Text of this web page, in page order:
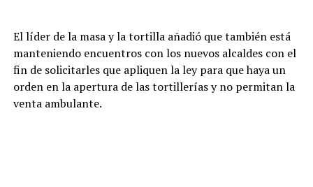
El líder de la masa y la tortilla añadió que también está
manteniendo encuentros con los nuevos alcaldes con el
fin de solicitarles que apliquen la ley para que haya un
orden en la apertura de las tortillerías y no permitan la
venta ambulante.